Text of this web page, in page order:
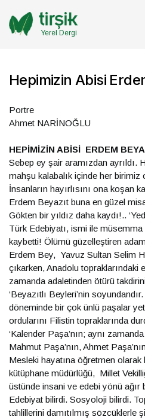
Yerel Dergi
Hepimizin Abisi
Portre
Ahmet NARİNOĞLU
HEPİMİZİN ABİSİ ERDEM
Sebep ey şair aramızdan ayrıldı.
mahşu kalabalık içinde her birimiz
İnsanların hayırlısını ona koşan
Erdem Beyazıt buna en güzel
Gökten bir yıldız daha kaydı!..
Türk Edebiyatı, ismi ile müsemma
kaybetti! Ölümü güzelleştiren
Erdem Bey, Yavuz Sultan Selim
çıkarken, Anadolu topraklarındaki
zamanda adaletinden ötürü
‘Beyazıtlı Beyleri’nin
döneminde bir çok ünlü paşalar
ordularını Filistin topraklarında
‘Kalender Paşa’nın; aynı
Mahmut Paşa’nın, Ahmet
Mesleki hayatına öğretmen olarak
kütüphane müdürlüğü, Millet
üstünde insani ve edebi yönü ağır
Edebiyat bilirdi. Sosyoloji bilirdi.
tahlillerini damıtılmış